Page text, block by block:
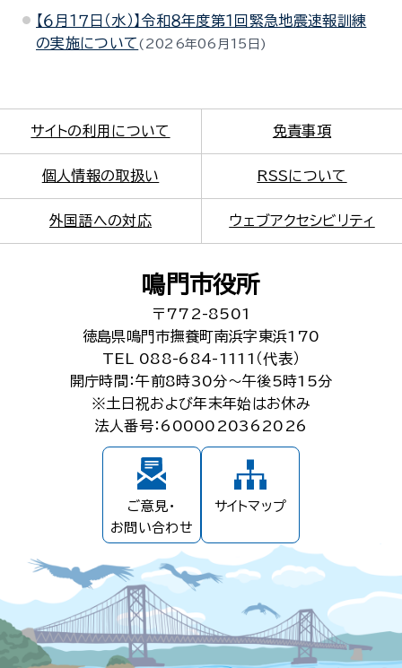
【６月１７日（水）】令和８年度第１回緊急地震速報訓練
の実施について
2026年06月15日
サイトの利用について 免責事項
個人情報の取扱い RSSについて
外国語への対応 ウェブアクセシビリティ
鳴門市役所
〒772-8501
徳島県鳴門市撫養町南浜字東浜170
TEL 088-684-1111（代表）
開庁時間：午前8時30分～午後5時15分
※土日祝および年末年始はお休み
法人番号：6000020362026
ご意見・
お問い合わせ
サイトマップ